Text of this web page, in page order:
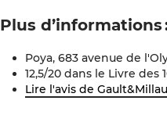
Plus d’informations
Poya, 683 avenue de
12,5/20 dans le Livre des
Lire l'avis de